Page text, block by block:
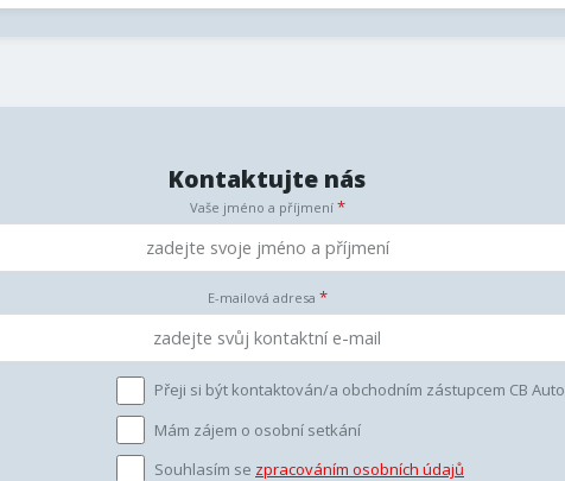
Kontaktujte nás
Vaše jméno a příjmení
E-mailová adresa
Přeji si být kontaktován/a obchodním zástupcem CB Auto
Mám zájem o osobní setkání
Souhlasím se zpracováním osobních údajů